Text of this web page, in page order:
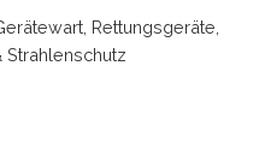
Rettungsgeräte,
Strahlenschutz